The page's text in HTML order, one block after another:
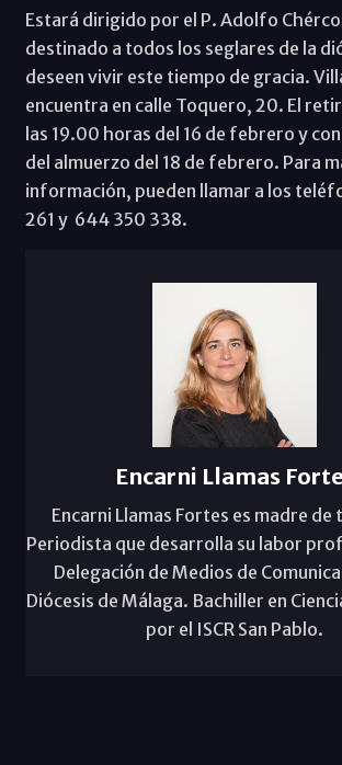
Estará dirigido por el P. Adolfo
destinado a todos los seglares de la
deseen vivir este tiempo de gracia.
encuentra en calle Toquero, 20. El
las 19.00 horas del 16 de febrero y
del almuerzo del 18 de febrero. Para
información, pueden llamar a los
261 y 644 350 338.
Encarni Llamas
Encarni Llamas Fortes es madre de
Periodista que desarrolla su labor
Delegación de Medios de
Diócesis de Málaga. Bachiller en
por el ISCR San Pablo.